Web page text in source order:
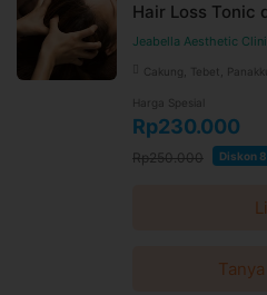
Hair Loss Tonic
Jeabella Aesthetic
Cakung, Tebet,
Harga Spesial
Rp230.000
Rp250.000 Diskon